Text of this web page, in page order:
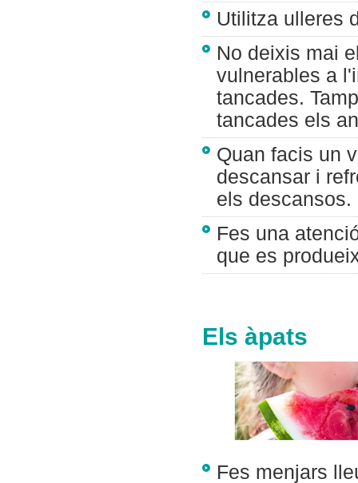
Utilitza ulleres
No deixis mai
vulnerables a
tancades.
tancades els
Quan facis un
descansar i
els descansos.
Fes una
que es
Els àpats
Fes menjars